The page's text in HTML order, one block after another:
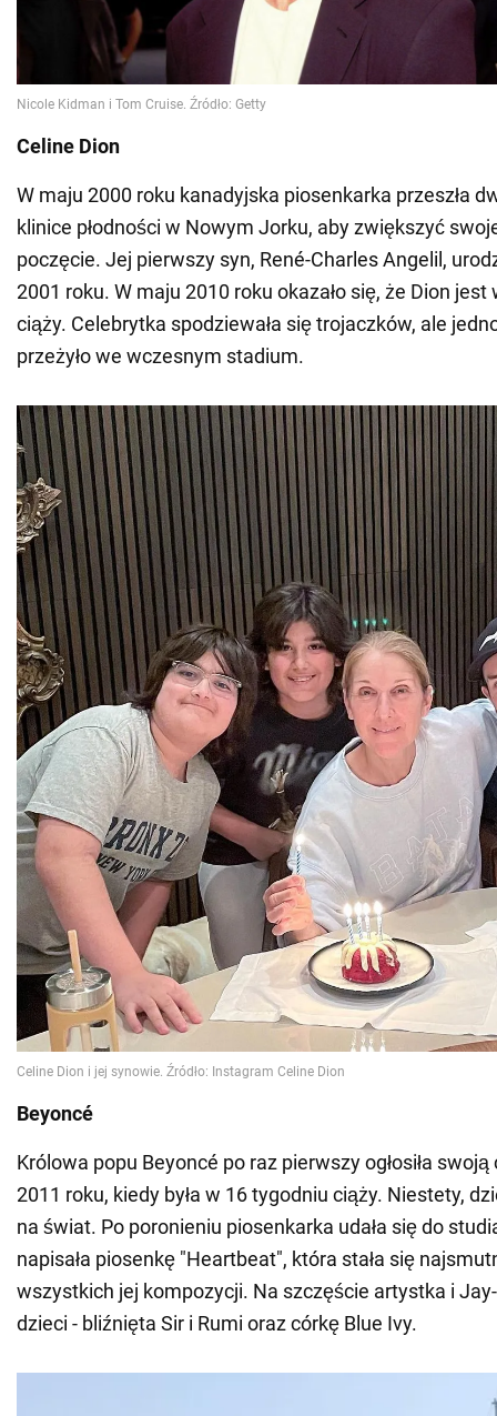
Celine Dion
W maju 2000 roku kanadyjska piosenkarka przeszła
klinice płodności w Nowym Jorku, aby zwiększyć
poczęcie. Jej pierwszy syn, René-Charles Angelil,
2001 roku. W maju 2010 roku okazało się, że Dion jest
ciąży. Celebrytka spodziewała się trojaczków, ale
przeżyło we wczesnym stadium.
Beyoncé
Królowa popu Beyoncé po raz pierwszy ogłosiła
2011 roku, kiedy była w 16 tygodniu ciąży. Niestety,
na świat. Po poronieniu piosenkarka udała się do
napisała piosenkę "Heartbeat", która stała się
wszystkich jej kompozycji. Na szczęście artystka i
dzieci - bliźnięta Sir i Rumi oraz córkę Blue Ivy.